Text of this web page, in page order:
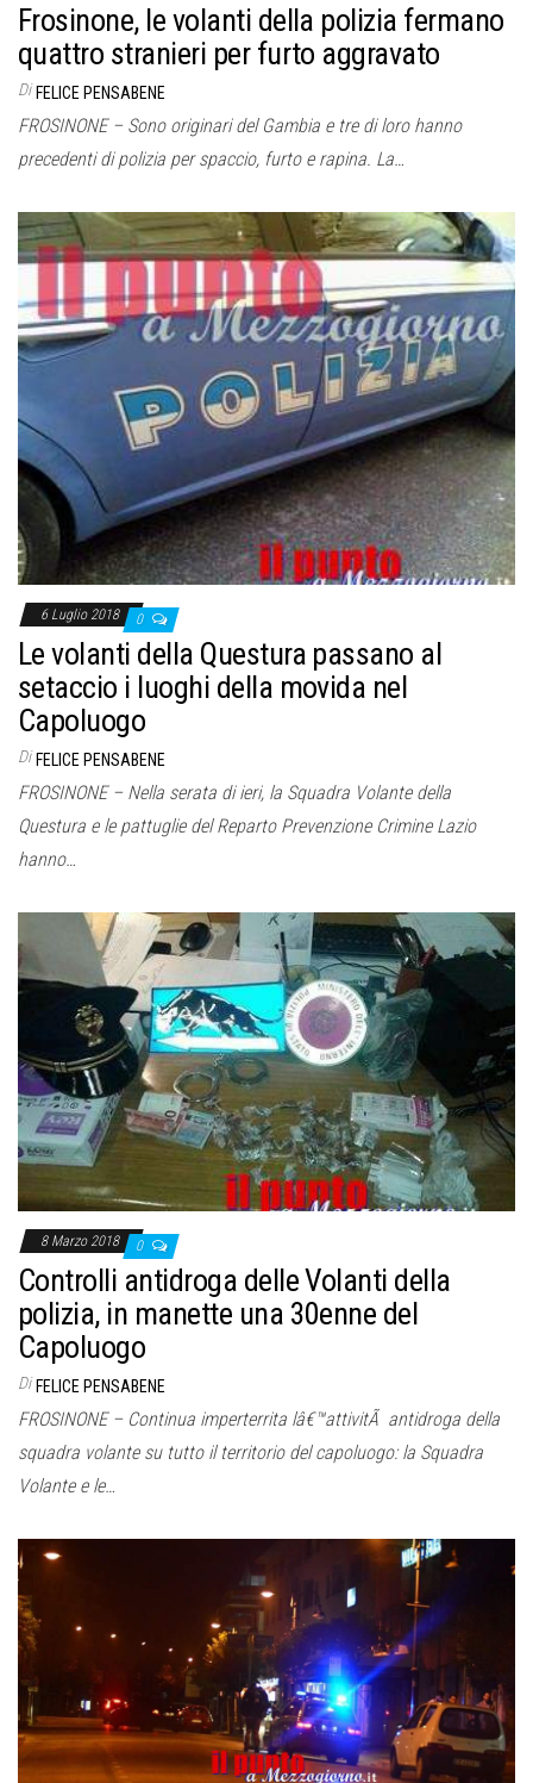
Frosinone, le volanti della polizia fermano
quattro stranieri per furto aggravato
Di FELICE PENSABENE
FROSINONE – Sono originari del Gambia e tre di loro hanno
precedenti di polizia per spaccio, furto e rapina. La…
6 Luglio 2018 0
Le volanti della Questura passano al
setaccio i luoghi della movida nel
Capoluogo
Di FELICE PENSABENE
FROSINONE – Nella serata di ieri, la Squadra Volante della
Questura e le pattuglie del Reparto Prevenzione Crimine Lazio
hanno…
8 Marzo 2018 0
Controlli antidroga delle Volanti della
polizia, in manette una 30enne del
Capoluogo
Di FELICE PENSABENE
FROSINONE – Continua imperterrita lâ€™attivitÃ antidroga della
squadra volante su tutto il territorio del capoluogo: la Squadra
Volante e le…